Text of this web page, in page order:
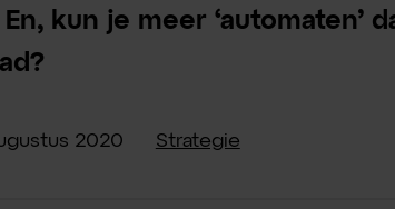
kun je meer ‘automaten’
2020 Strategie